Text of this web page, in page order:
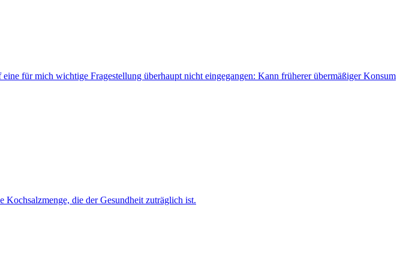
für mich wichtige Fragestellung überhaupt nicht eingegangen: Kann früherer übermäßiger Konsum
die der Gesundheit zuträglich ist.